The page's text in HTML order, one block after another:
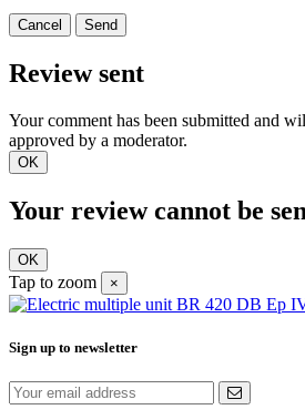
Cancel Send
Review sent
Your comment has been submitted and
approved by a moderator.
OK
Your review cannot be
OK
Tap to zoom ×
Sign up to newsletter